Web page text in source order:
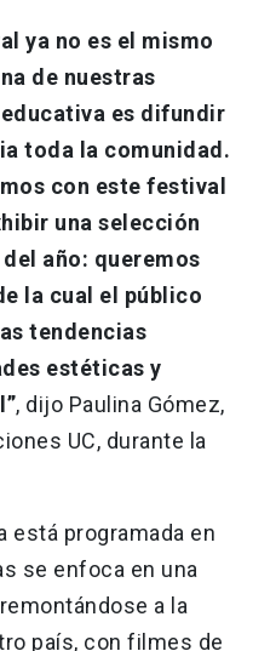
ya no es el mismo
de nuestras
es difundir
toda la comunidad.
con este festival
una selección
año: queremos
la cual el público
tendencias
estéticas y
, dijo Paulina Gómez,
UC, durante la
está programada en
se enfoca en una
a la
país, con filmes de